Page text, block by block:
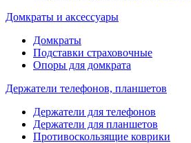
Домкраты и аксессуары
Домкраты
Подставки страховочные
Опоры для домкрата
Держатели телефонов, планшетов
Держатели для телефонов
Держатели для планшетов
Противоскользящие коврики